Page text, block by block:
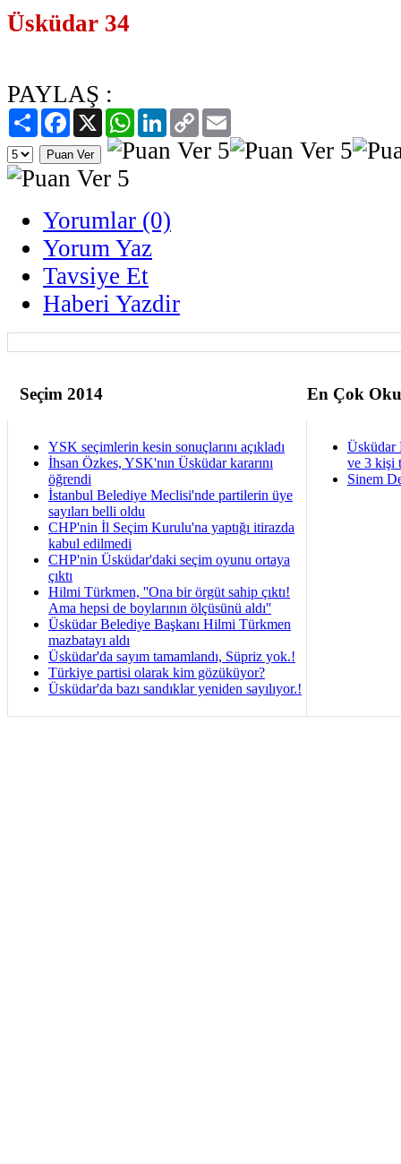
Üsküdar 34
PAYLAŞ :
PaylaşFacebook
X WhatsAppLinkedIn
Copy
Link
Yorumlar (0)
Yorum Yaz
Tavsiye Et
Haberi Yazdir
Seçim 2014 En Çok
YSK seçimlerin kesin sonuçlarını açıkladı
İhsan Özkes, YSK'nın Üsküdar kararını
öğrendi
İstanbul Belediye Meclisi'nde partilerin üye
sayıları belli oldu
CHP'nin İl Seçim Kurulu'na yaptığı itirazda
kabul edilmedi
CHP'nin Üsküdar'daki seçim oyunu ortaya
çıktı
Hilmi Türkmen, ''Ona bir örgüt sahip çıktı!
Ama hepsi de boylarının ölçüsünü aldı''
Üsküdar Belediye Başkanı Hilmi Türkmen
mazbatayı aldı
Üsküdar'da sayım tamamlandı, Süpriz yok.!
Türkiye partisi olarak kim gözüküyor?
Üsküdar'da bazı sandıklar yeniden sayılıyor.!
Üsküdar
ve 3 kişi
Sinem